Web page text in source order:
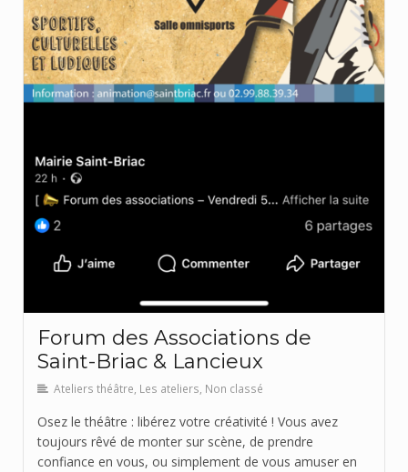
Forum des Associations de
Saint-Briac & Lancieux
Ateliers théâtre Les ateliers Non classé
Osez le théâtre : libérez votre créativité ! Vous avez
toujours rêvé de monter sur scène, de prendre
confiance en vous, ou simplement de vous amuser en